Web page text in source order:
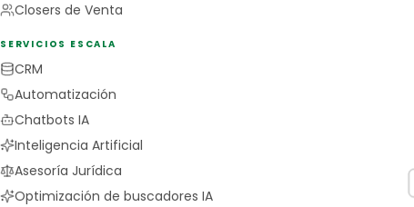
Closers de Venta
SERVICIOS ESCALA
CRM
Automatización
Chatbots IA
Inteligencia Artificial
Asesoría Jurídica
Optimización de buscadores IA